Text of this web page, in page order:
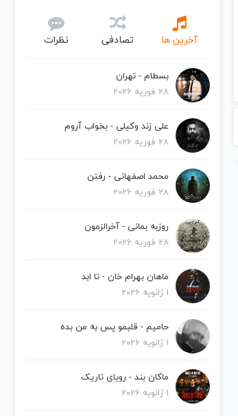
آخرین ها تصادفی نظرات
بسطام - تهران
28 فوریه 2026
علی زند وکیلی - بخواب آروم
28 فوریه 2026
محمد اصفهانی - رفتن
28 فوریه 2026
روزبه بمانی - آخرالزمون
28 فوریه 2026
ماهان بهرام خان - تا ابد
1 ژانویه 2026
حامیم - قلبمو پس به من بده
1 ژانویه 2026
ماکان بند - رویای تاریک
1 ژانویه 2026